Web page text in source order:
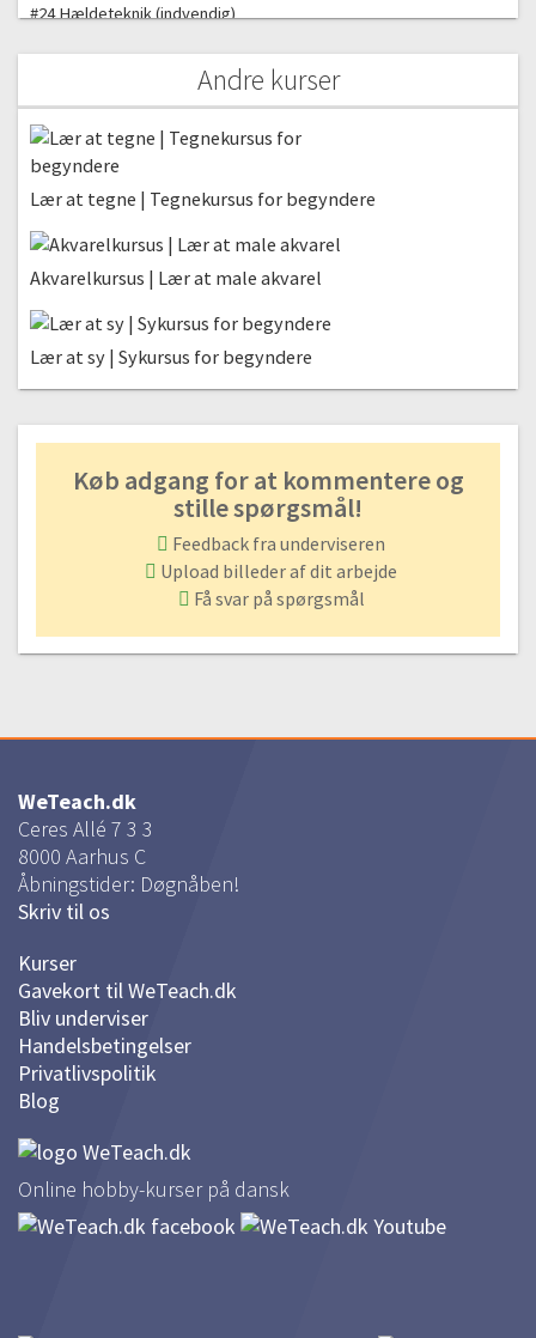
#24 Hældeteknik (indvendig)
#25 Hældeteknik (udvendigt)
02:56
#26 Sådan tørrer du glasur fra bunden af dine ting
06:36
Brænding og ovn
#28 Sådan brænder du dit lertøj (glasurbrænding) | Anbefalinger og
muligheder
05:51
Andre kurser
Lær at tegne | Tegnekursus for begyndere
Akvarelkursus | Lær at male akvarel
Lær at sy | Sykursus for begyndere
Køb adgang for at kommentere og
stille spørgsmål!
Feedback fra underviseren
Upload billeder af dit arbejde
Få svar på spørgsmål
WeTeach.dk
Ceres Allé 7 3 3
8000 Aarhus C
Åbningstider: Døgnåben!
Skriv til os
Kurser
Gavekort til WeTeach.dk
Bliv underviser
Handelsbetingelser
Privatlivspolitik
Blog
Online hobby-kurser på dansk